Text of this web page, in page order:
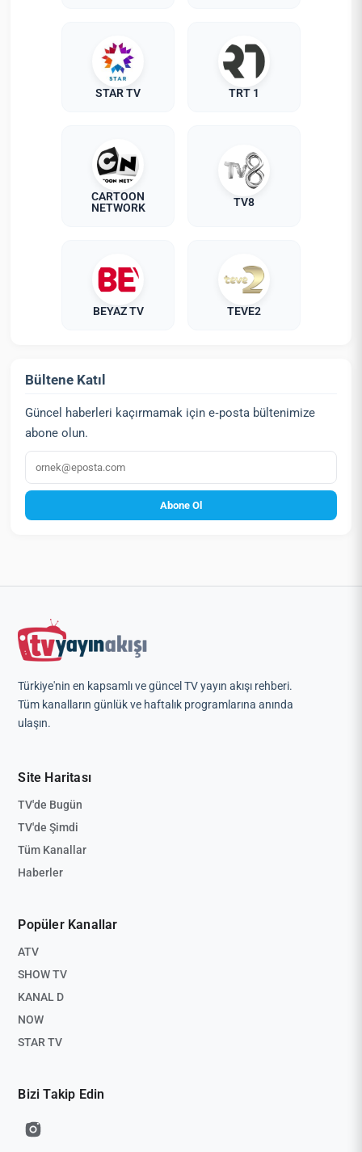
STAR TV TRT 1
CARTOON
NETWORK
TV8
BEYAZ TV TEVE2
Bültene Katıl
Güncel haberleri kaçırmamak için e‑posta bültenimize
abone olun.
E‑posta
Abone Ol
Türkiye'nin en kapsamlı ve güncel TV yayın akışı rehberi.
Tüm kanalların günlük ve haftalık programlarına anında
ulaşın.
Site Haritası
TV'de Bugün
TV'de Şimdi
Tüm Kanallar
Haberler
Popüler Kanallar
ATV
SHOW TV
KANAL D
NOW
STAR TV
Bizi Takip Edin